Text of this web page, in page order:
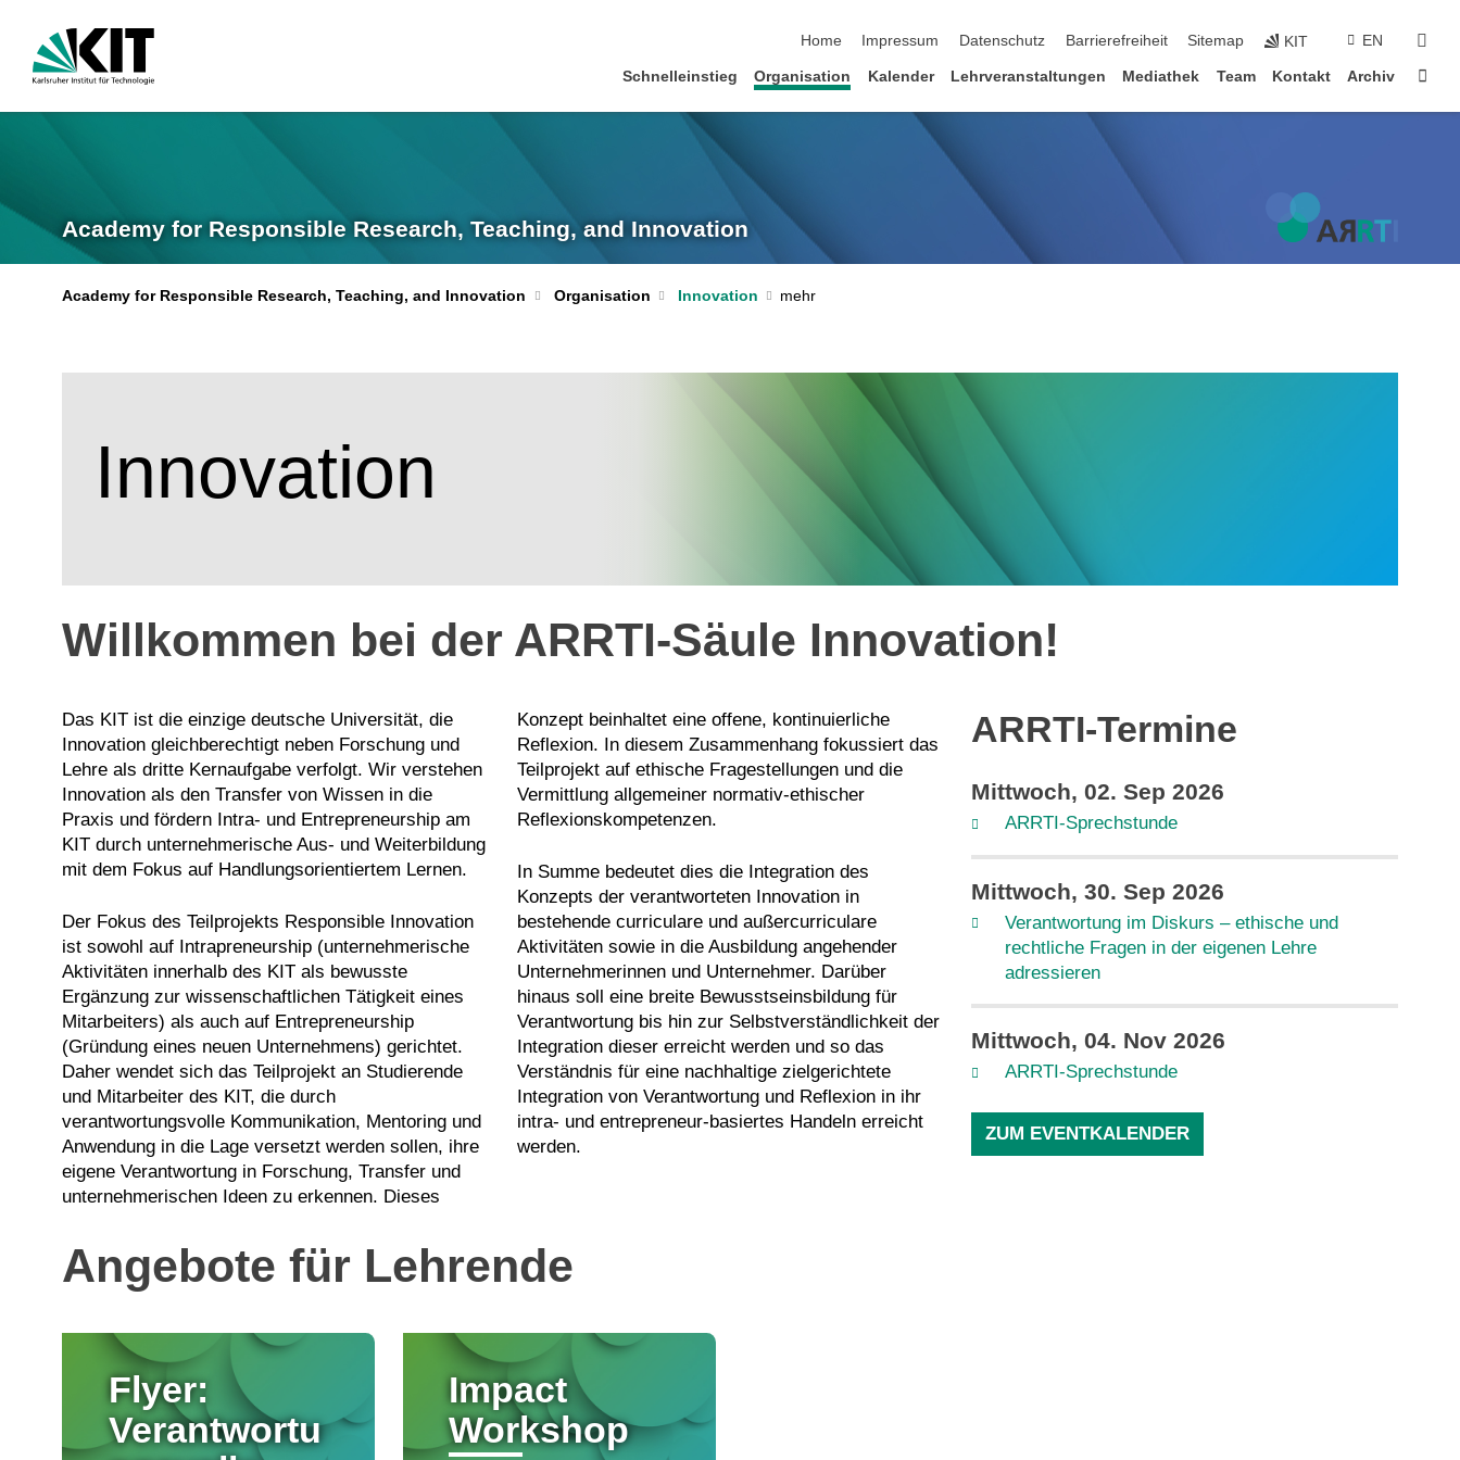
Home
Impressum Datenschutz Barrierefreiheit Sitemap KIT EN
Schnelleinstieg Organisation Kalender Lehrveranstaltungen Mediathek Team Kontakt Archiv
Academy for Responsible Research, Teaching, and Innovation
Academy for Responsible Research, Teaching, and Innovation Organisation Innovation
Innovation
Willkommen bei der ARRTI-Säule Innovation!
Das KIT ist die einzige deutsche Universität, die
Innovation gleichberechtigt neben Forschung und
Lehre als dritte Kernaufgabe verfolgt. Wir verstehen
Innovation als den Transfer von Wissen in die
Praxis und fördern Intra- und Entrepreneurship am
KIT durch unternehmerische Aus- und Weiterbildung
mit dem Fokus auf Handlungsorientiertem Lernen.
Der Fokus des Teilprojekts Responsible Innovation
ist sowohl auf Intrapreneurship (unternehmerische
Aktivitäten innerhalb des KIT als bewusste
Ergänzung zur wissenschaftlichen Tätigkeit eines
Mitarbeiters) als auch auf Entrepreneurship
(Gründung eines neuen Unternehmens) gerichtet.
Daher wendet sich das Teilprojekt an Studierende
und Mitarbeiter des KIT, die durch
verantwortungsvolle Kommunikation, Mentoring und
Anwendung in die Lage versetzt werden sollen, ihre
eigene Verantwortung in Forschung, Transfer und
unternehmerischen Ideen zu erkennen. Dieses
Konzept beinhaltet eine offene, kontinuierliche
Reflexion. In diesem Zusammenhang fokussiert das
Teilprojekt auf ethische Fragestellungen und die
Vermittlung allgemeiner normativ-ethischer
Reflexionskompetenzen.
In Summe bedeutet dies die Integration des
Konzepts der verantworteten Innovation in
bestehende curriculare und außercurriculare
Aktivitäten sowie in die Ausbildung angehender
Unternehmerinnen und Unternehmer. Darüber
hinaus soll eine breite Bewusstseinsbildung für
Verantwortung bis hin zur Selbstverständlichkeit der
Integration dieser erreicht werden und so das
Verständnis für eine nachhaltige zielgerichtete
Integration von Verantwortung und Reflexion in ihr
intra- und entrepreneur-basiertes Handeln erreicht
werden.
ARRTI-Termine
Mittwoch, 02. Sep 2026
ARRTI-Sprechstunde
Mittwoch, 30. Sep 2026
Verantwortung im Diskurs – ethische und
rechtliche Fragen in der eigenen Lehre
adressieren
Mittwoch, 04. Nov 2026
ARRTI-Sprechstunde
ZUM EVENTKALENDER
Angebote für Lehrende
Flyer:
Verantwortu
Impact
Workshop